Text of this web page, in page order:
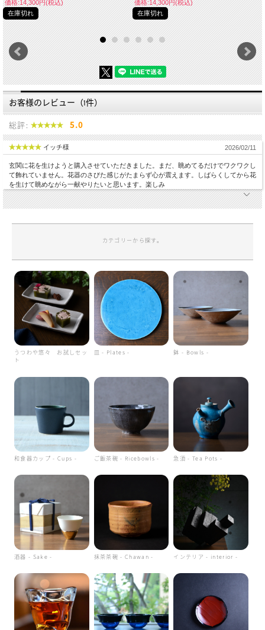
価格:14,300円(税込)
在庫切れ
価格:14,300円(税込)
在庫切れ
お客様のレビュー（1件）
総評: 5.0
イッチ様 2026/02/11
玄関に花を生けようと購入させていただきました。まだ、眺めてるだけでワクワクし
て飾れていません。花器のさびた感じがたまらず心が震えます。しばらくしてから花
を生けて眺めながら一献やりたいと思います。楽しみ
カテゴリーから探す。
うつわや悠々 お試しセッ
ト
皿 - Plates - 鉢 - Bowls -
和食器カップ - Cups - ご飯茶碗 - Ricebowls - 急須 - Tea Pots -
酒器 - Sake - 抹茶茶碗 - Chawan - インテリア - interior -